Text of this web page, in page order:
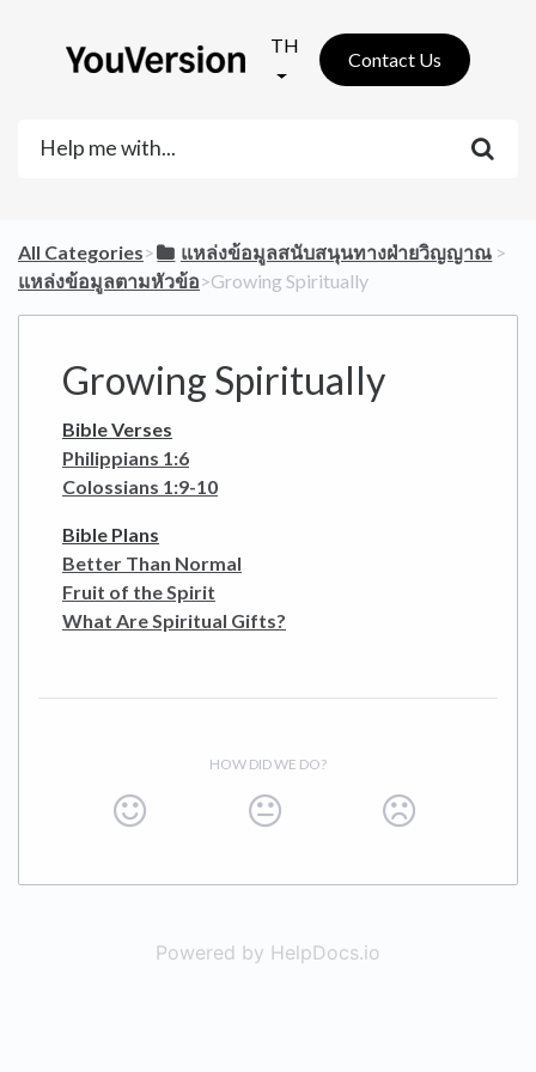
TH
Contact Us
All Categories​>​ ​แหล่งข้อมูลสนับสนุนทางฝ่ายวิญญาณ ​ > ​
แหล่งข้อมูลตามหัวข้อ​>​ Growing Spiritually
Growing Spiritually
Bible Verses
Philippians 1:6
Colossians 1:9-10
Bible Plans
Better Than Normal
Fruit of the Spirit
What Are Spiritual Gifts?
HOW DID WE DO?
Powered by HelpDocs.io